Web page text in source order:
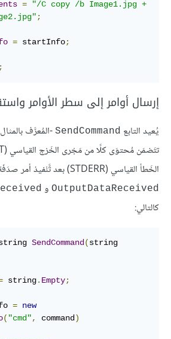
=
"/C copy /b Image1.jpg +
;
= startInfo;
إرسال أوامر إلى سطر الأوامر
يُعيد التابع SendCommand -المُعرَّف
الخَطأ القياسي (STDERR) بعد تَّنْفيذ أمر صدَفَة، بالاعتماد على الحَدَثين
OutputDataReceived و
كالتالي:
SendCommand(string
string. Empty;
= new
( "cmd", command)